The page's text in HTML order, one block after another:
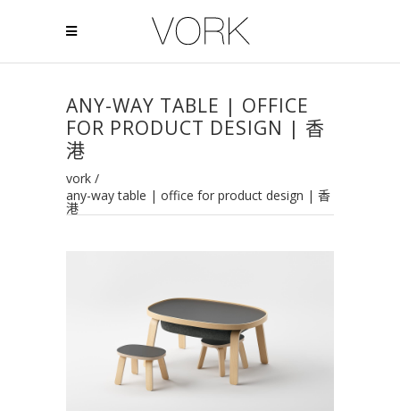
ANY-WAY TABLE | OFFICE
FOR PRODUCT DESIGN | 香
港
vork /
any-way table | office for product design | 香
港